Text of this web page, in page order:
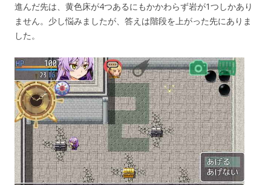
進んだ先は、黄色床が4つあるにもかかわらず岩が1つしかあり
ません。少し悩みましたが、答えは階段を上がった先にありま
した。